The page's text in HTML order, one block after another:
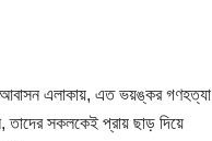
আবাসন এলাকায়, এত ভয়ঙ্কর গণহত্যা
তাদের সকলকেই প্রায় ছাড় দিয়ে